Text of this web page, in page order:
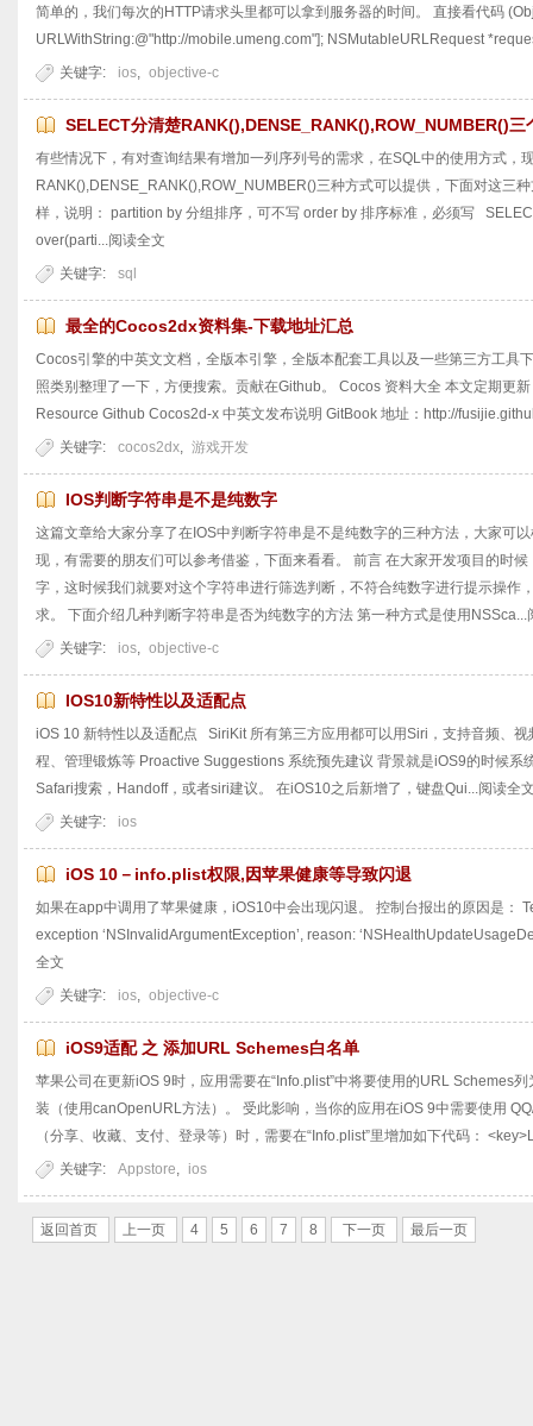
简单的，我们每次的HTTP请求头里都可以拿到服务器的时间。 直接看代码
URLWithString:@"http://mobile.umeng.com"]; NSMutableURLRequest
关键字:
ios, objective-c
SELECT分清楚RANK(),DENSE_RANK(),ROW_NUMBER()三
有些情况下，有对查询结果有增加一列序列号的需求，在SQL中的使用方式，
RANK(),DENSE_RANK(),ROW_NUMBER()三种方式可以提供，下面对这三
样，说明： partition by 分组排序，可不写 order by 排序标准，必须写
over(parti...阅读全文
关键字:
sql
最全的Cocos2dx资料集-下载地址汇总
Cocos引擎的中英文文档，全版本引擎，全版本配套工具以及一些第三方工具
照类别整理了一下，方便搜索。贡献在Github。 Cocos 资料大全 本文定期更
Resource Github Cocos2d-x 中英文发布说明 GitBook 地址：http://
关键字:
cocos2dx, 游戏开发
IOS判断字符串是不是纯数字
这篇文章给大家分享了在IOS中判断字符串是不是纯数字的三种方法，大家可
现，有需要的朋友们可以参考借鉴，下面来看看。 前言 在大家开发项目的时
字，这时候我们就要对这个字符串进行筛选判断，不符合纯数字进行提示操作
求。 下面介绍几种判断字符串是否为纯数字的方法 第一种方式是使用NSSca...
关键字:
ios, objective-c
IOS10新特性以及适配点
iOS 10 新特性以及适配点 SiriKit 所有第三方应用都可以用Siri，支持音频、
程、管理锻炼等 Proactive Suggestions 系统预先建议 背景就是iOS9的时候系
Safari搜索，Handoff，或者siri建议。 在iOS10之后新增了，键盘Qui...阅读全
关键字:
ios
iOS 10－info.plist权限,因苹果健康等导致闪退
如果在app中调用了苹果健康，iOS10中会出现闪退。 控制台报出的原因是：
exception ‘NSInvalidArgumentException’, reason:
全文
关键字:
ios, objective-c
iOS9适配 之 添加URL Schemes白名单
苹果公司在更新iOS 9时，应用需要在“Info.plist”中将要使用的URL Schemes
装（使用canOpenURL方法）。 受此影响，当你的应用在iOS 9中需要使用
（分享、收藏、支付、登录等）时，需要在“Info.plist”里增加如下代码：
关键字:
Appstore, ios
返回首页 上一页 4 5 6 7 8 下一页 最后一页